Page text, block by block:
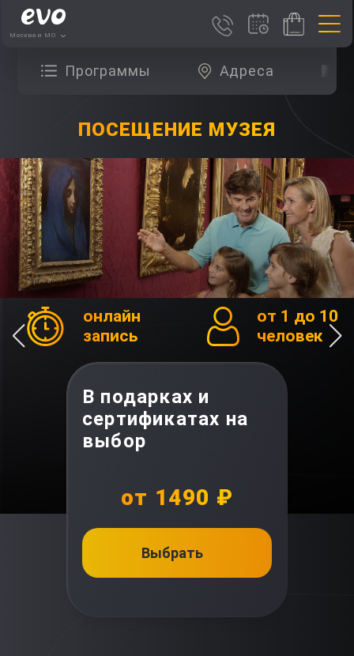
Москва и МО
Программы Адреса
ПОСЕЩЕНИЕ МУЗЕЯ
онлайн
запись
от 1 до 10
человек
В подарках и
сертификатах на
выбор
от 1490 ₽
Выбрать